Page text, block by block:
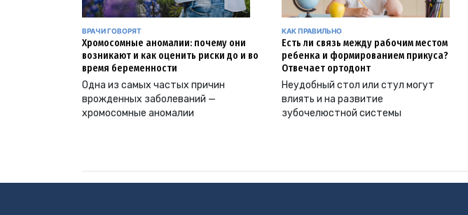
ВРАЧИ ГОВОРЯТ
Хромосомные аномалии: почему они
возникают и как оценить риски до и во
время беременности
Одна из самых частых причин
врожденных заболеваний —
хромосомные аномалии
КАК ПРАВИЛЬНО
Есть ли связь между рабочим местом
ребенка и формированием прикуса?
Отвечает ортодонт
Неудобный стол или стул могут
влиять и на развитие
зубочелюстной системы